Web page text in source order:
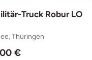
Truck Robur LO
Thüringen
€